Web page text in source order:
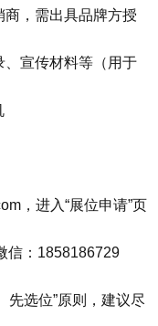
，需出具品牌方授
、宣传材料等（用于
，进入“展位申请”页
信：1858186729
先选位”原则，建议尽